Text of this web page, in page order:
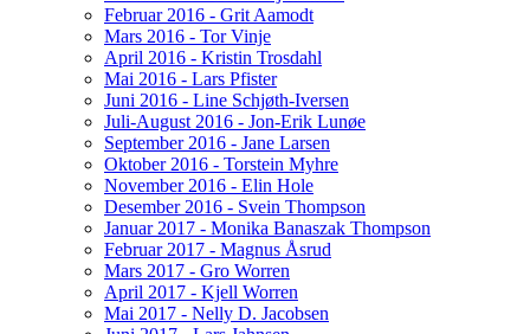
Februar 2016 - Grit Aamodt
Mars 2016 - Tor Vinje
April 2016 - Kristin Trosdahl
Mai 2016 - Lars Pfister
Juni 2016 - Line Schjøth-Iversen
Juli-August 2016 - Jon-Erik Lunøe
September 2016 - Jane Larsen
Oktober 2016 - Torstein Myhre
November 2016 - Elin Hole
Desember 2016 - Svein Thompson
Januar 2017 - Monika Banaszak Thompson
Februar 2017 - Magnus Åsrud
Mars 2017 - Gro Worren
April 2017 - Kjell Worren
Mai 2017 - Nelly D. Jacobsen